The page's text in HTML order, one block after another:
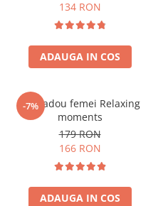
134 RON
ADAUGA IN COS
-7%
Set cadou femei Relaxing
moments
179 RON
166 RON
ADAUGA IN COS